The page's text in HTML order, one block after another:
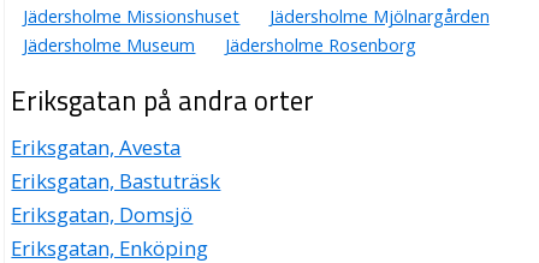
Jädersholme Missionshuset
Jädersholme Mjölnargården
Jädersholme Museum
Jädersholme Rosenborg
Eriksgatan på andra orter
Eriksgatan, Avesta
Eriksgatan, Bastuträsk
Eriksgatan, Domsjö
Eriksgatan, Enköping